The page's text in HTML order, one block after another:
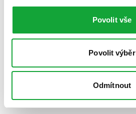
Povolit vše
Povolit výběr
Odmítnout